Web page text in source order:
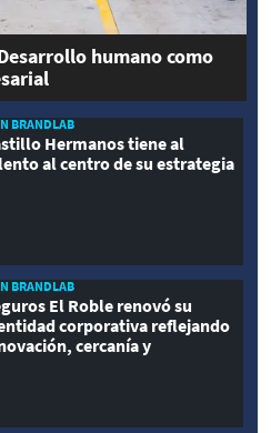
humano como
BRANDLAB
Hermanos tiene al
al centro de su estrategia
BRANDLAB
El Roble renovó su
corporativa reflejando
cercanía y